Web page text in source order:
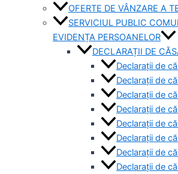
OFERTE DE VÂNZARE A
SERVICIUL PUBLIC
EVIDENȚA PERSOANELOR
DECLARAȚII DE
Declarații de
Declarații de
Declarații de
Declarații de
Declarații de
Declarații de
Declarații de
Declarații de